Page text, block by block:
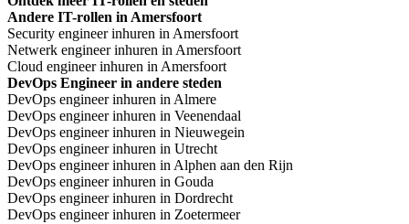
Andere IT-rollen in Amersfoort
Security engineer inhuren in Amersfoort
Netwerk engineer inhuren in Amersfoort
Cloud engineer inhuren in Amersfoort
DevOps Engineer in andere steden
DevOps engineer inhuren in Almere
DevOps engineer inhuren in Veenendaal
DevOps engineer inhuren in Nieuwegein
DevOps engineer inhuren in Utrecht
DevOps engineer inhuren in Alphen aan den Rijn
DevOps engineer inhuren in Gouda
DevOps engineer inhuren in Dordrecht
DevOps engineer inhuren in Zoetermeer